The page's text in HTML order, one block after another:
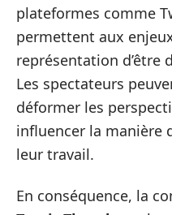
plateformes comme
permettent aux
représentation d’être
Les spectateurs
déformer les
influencer la manière
leur travail.
En conséquence, la